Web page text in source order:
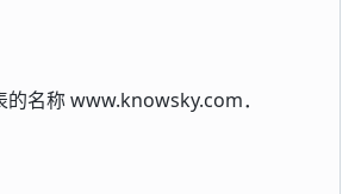
名称 www.knowsky.com．